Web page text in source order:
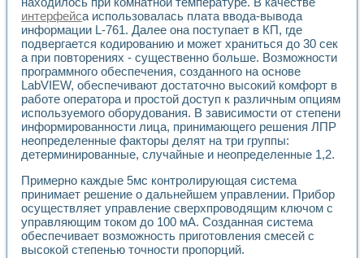
интерфейса использовалась плата ввода-вывода
информации L-761. Далее она поступает в КП, где
подвергается кодированию и может храниться до 30 сек
а при повторениях - существенно больше. Возможности
программного обеспечения, созданного на основе
LabVIEW, обеспечивают достаточно высокий комфорт в
работе оператора и простой доступ к различным опциям
используемого оборудования. В зависимости от степени
информированности лица, принимающего решения ЛПР
неопределенные факторы делят на три группы:
детерминированные, случайные и неопределенные 1,2.
Примерно каждые 5мс контролирующая система
принимает решение о дальнейшем управлении. Прибор
осуществляет управление сверхпроводящим ключом с
управляющим током до 100 мА. Созданная система
обеспечивает возможность приготовления смесей с
высокой степенью точности пропорций.